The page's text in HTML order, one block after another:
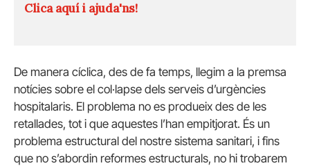
Clica aquí i ajuda'ns!
De manera cíclica, des de fa temps, llegim a la premsa
notícies sobre el col·lapse dels serveis d’urgències
hospitalaris. El problema no es produeix des de les
retallades, tot i que aquestes l’han empitjorat. És un
problema estructural del nostre sistema sanitari, i fins
que no s’abordin reformes estructurals, no hi trobarem